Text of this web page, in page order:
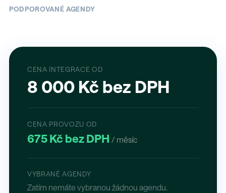
PODPOROVANÉ AGENDY
CENA INTEGRACE OD
8 000 Kč bez DPH
CENA PROVOZU OD
675 Kč bez DPH / měsíc
VYBRANÉ AGENDY
Zatím nemáte vybranou žádnou agendu.